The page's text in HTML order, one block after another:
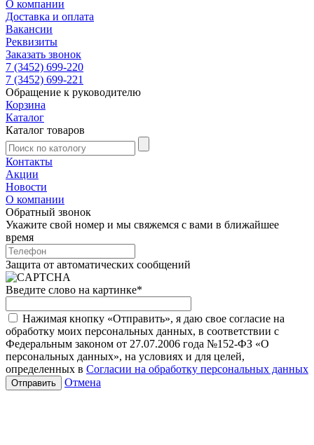
О компании
Доставка и оплата
Вакансии
Реквизиты
Заказать звонок
7 (3452) 699-220
7 (3452) 699-221
Обращение к руководителю
Корзина
Каталог
Каталог товаров
Контакты
Акции
Новости
О компании
Обратный звонок
Укажите свой номер и мы свяжемся с вами в ближайшее
время
Защита от автоматических сообщений
Введите слово на картинке*
Нажимая кнопку «Отправить», я даю свое согласие на
обработку моих персональных данных, в соответствии с
Федеральным законом от 27.07.2006 года №152-ФЗ «О
персональных данных», на условиях и для целей,
определенных в Согласии на обработку персональных данных
Отмена